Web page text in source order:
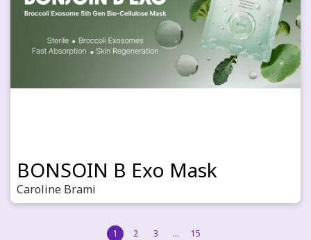
BONSOIN B Exo Mask
Caroline Brami
1 2 3 … 15